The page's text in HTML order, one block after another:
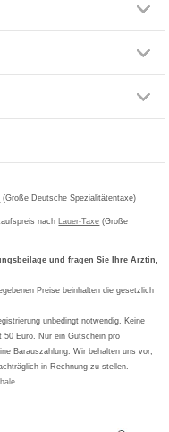
(Große Deutsche Spezialitätentaxe)
nach Lauer-Taxe (Große
und fragen Sie Ihre Ärztin,
Preise beinhalten die gesetzlich
unbedingt notwendig. Keine
50 Euro. Nur ein Gutschein pro
Barauszahlung. Wir behalten uns vor,
in Rechnung zu stellen.
.